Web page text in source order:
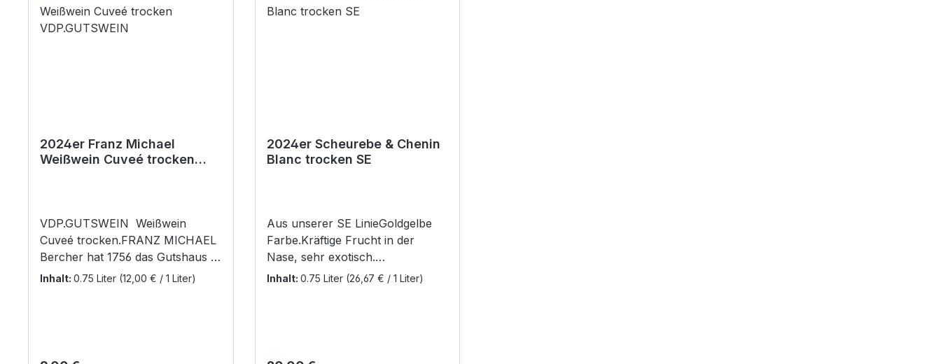
2024er Franz Michael
Weißwein Cuveé trocken
VDP.GUTSWEIN Weißwein
Cuveé trocken.FRANZ MICHAEL
Bercher hat 1756 das Gutshaus in
der Mittelstadt
3,8 g/lGesamtsäure:
Inhalt: 0.75 Liter (12,00 € / 1 Liter)
2024er Scheurebe & Chenin
Blanc trocken SE
Aus unserer SE LinieGoldgelbe
Farbe.Kräftige Frucht in der
Nase, sehr exotisch.
Essensempfehlung:
0,75 lvorhandener Alkohol: 12,0
Inhalt: 0.75 Liter (26,67 € / 1 Liter)